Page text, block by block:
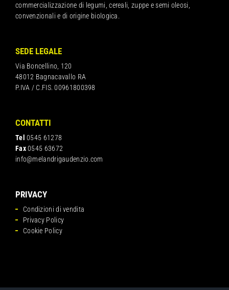
commercializzazione di legumi, cereali, zuppe e semi oleosi,
convenzionali e di origine biologica.
SEDE LEGALE
Via Boncellino, 120
48012 Bagnacavallo RA
P.IVA / C.FIS. 00961800398
CONTATTI
Tel 0545 61278
Fax0545 63672
info@melandrigaudenzio.com
PRIVACY
Condizioni di vendita
Privacy Policy
Cookie Policy